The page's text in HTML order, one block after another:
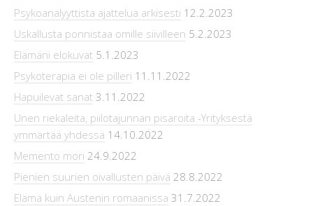
Psykoanalyyttista ajattelua arkisesti 12.2.2023
Uskallusta ponnistaa omille siivilleen 5.2.2023
Elämäni elokuvat 5.1.2023
Psykoterapia ei ole pilleri 11.11.2022
Hapuilevat sanat 3.11.2022
Unen riekaleita, piilotajunnan pisaroita -Yrityksestä
ymmärtää yhdessä 14.10.2022
Memento mori 24.9.2022
Pienien suurien oivallusten päivä 28.8.2022
Elämä kuin Austenin romaanissa 31.7.2022